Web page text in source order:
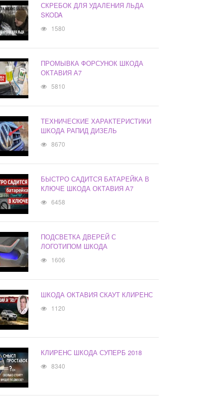
СКРЕБОК ДЛЯ УДАЛЕНИЯ ЛЬДА
SKODA
1580
ПРОМЫВКА ФОРСУНОК ШКОДА
ОКТАВИЯ А7
5810
ТЕХНИЧЕСКИЕ ХАРАКТЕРИСТИКИ
ШКОДА РАПИД ДИЗЕЛЬ
8670
БЫСТРО САДИТСЯ БАТАРЕЙКА В
КЛЮЧЕ ШКОДА ОКТАВИЯ А7
6458
ПОДСВЕТКА ДВЕРЕЙ С
ЛОГОТИПОМ ШКОДА
1606
ШКОДА ОКТАВИЯ СКАУТ КЛИРЕНС
1120
КЛИРЕНС ШКОДА СУПЕРБ 2018
8340